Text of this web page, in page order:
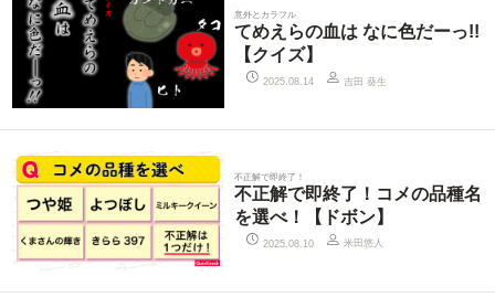
意外とカラフル
てめえらの血は なに色だーっ!!
【クイズ】
2025.08.14 吉田 葵生
不正解で即終了！
不正解で即終了！コメの品種名
を選べ！【ドボン】
2025.08.10 米田悠人